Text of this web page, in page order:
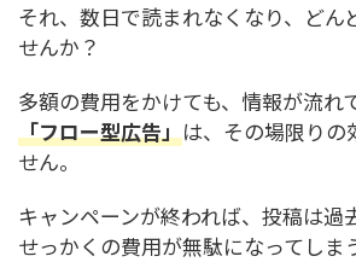
それ、数日で読まれなくなり、どん
せんか？
多額の費用をかけても、情報が流れ
「フロー型広告」は、その場限りの
せん。
キャンペーンが終われば、投稿は過
せっかくの費用が無駄になってし